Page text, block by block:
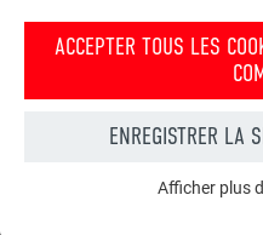
COMMENT PROTÉGER VOTRE
ACCEPTER TOUS LES
ENREGISTRER LA
Afficher plus